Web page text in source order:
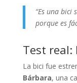
“Es una bici
porque es
Test real:
La bici fue
Bárbara, una